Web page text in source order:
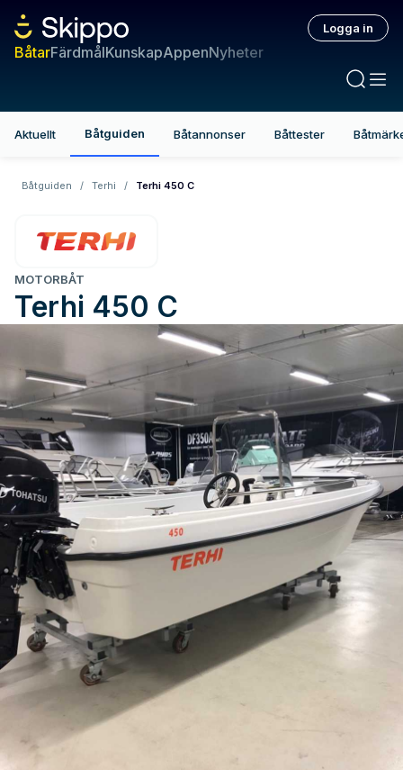
BåtarFärdmålKunskapAppenNyheter
Logga in
Aktuellt Båtguiden Båtannonser Båttester
Båtguiden / Terhi / Terhi 450 C
MOTORBÅT
Terhi 450 C